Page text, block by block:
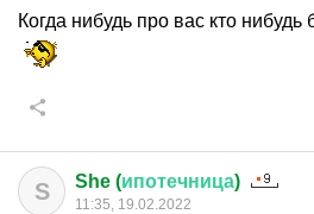
Когда нибудь про вас кто
S She (ипотечница)
11:35, 19.02.2022